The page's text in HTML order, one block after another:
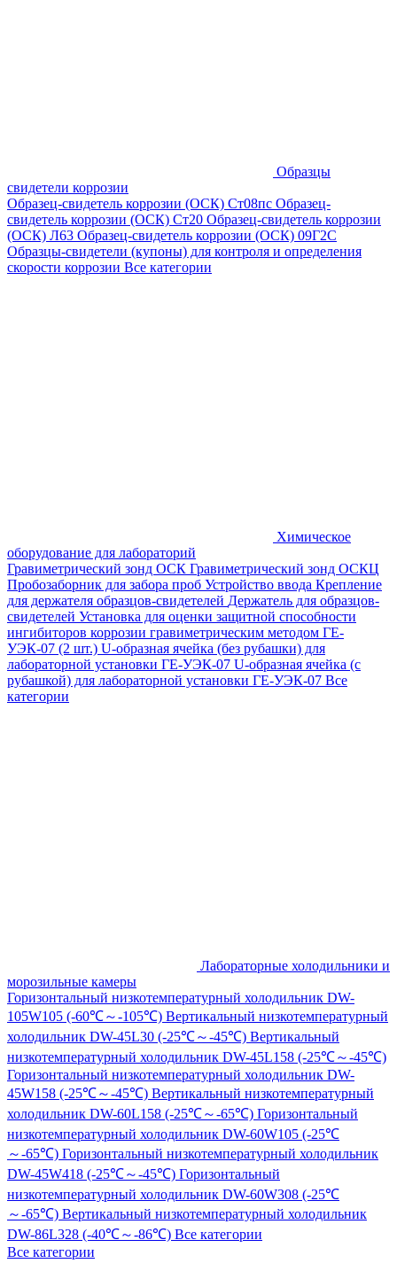
Образцы
свидетели коррозии
Образец-свидетель коррозии (ОСК) Ст08пс Образец-
свидетель коррозии (ОСК) Ст20 Образец-свидетель коррозии
(ОСК) Л63 Образец-свидетель коррозии (ОСК) 09Г2С
Образцы-свидетели (купоны) для контроля и определения
скорости коррозии Все категории
Химическое
оборудование для лабораторий
Гравиметрический зонд ОСК Гравиметрический зонд ОСКЦ
Пробозаборник для забора проб Устройство ввода Крепление
для держателя образцов-свидетелей Держатель для образцов-
свидетелей Установка для оценки защитной способности
ингибиторов коррозии гравиметрическим методом ГЕ-
УЭК-07 (2 шт.) U-образная ячейка (без рубашки) для
лабораторной установки ГЕ-УЭК-07 U-образная ячейка (с
рубашкой) для лабораторной установки ГЕ-УЭК-07 Все
категории
Лабораторные холодильники и
морозильные камеры
Горизонтальный низкотемпературный холодильник DW-
105W105 (-60℃～-105℃) Вертикальный низкотемпературный
холодильник DW-45L30 (-25℃～-45℃) Вертикальный
низкотемпературный холодильник DW-45L158 (-25℃～-45℃)
Горизонтальный низкотемпературный холодильник DW-
45W158 (-25℃～-45℃) Вертикальный низкотемпературный
холодильник DW-60L158 (-25℃～-65℃) Горизонтальный
низкотемпературный холодильник DW-60W105 (-25℃
～-65℃) Горизонтальный низкотемпературный холодильник
DW-45W418 (-25℃～-45℃) Горизонтальный
низкотемпературный холодильник DW-60W308 (-25℃
～-65℃) Вертикальный низкотемпературный холодильник
DW-86L328 (-40℃～-86℃) Все категории
Все категории